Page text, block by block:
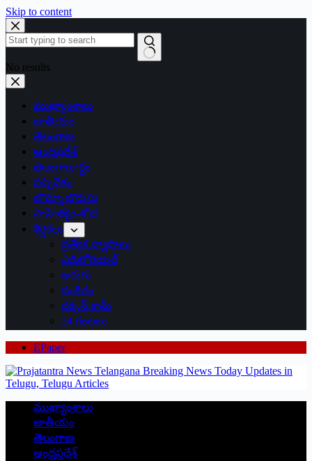
Skip to content
No results
ముఖ్యాంశాలు
జాతీయం
తెలంగాణ
ఆంధ్రప్రదేశ్
తెలంగాణార్థం
సన్నివేశం
బొమ్మా బొరుసు
సాహిత్యం-శోభ
శీర్షికలు
ప్రత్యేక వ్యాసాలు
ఎడిటోరియల్
అరుగు
సంకేతం
దక్కన్.కామ్
24 గంటలు
EPaper
ముఖ్యాంశాలు
జాతీయం
తెలంగాణ
ఆంధ్రప్రదేశ్